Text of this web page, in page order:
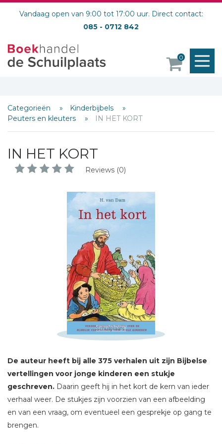
Vandaag open van 9:00 tot 17:00 uur. Direct contact:
085 - 0712 842
0
Categorieën
Kinderbijbels
Peuters en kleuters
IN HET KORT
IN HET KORT
Reviews (0)
De auteur heeft bij alle 375 verhalen uit zijn Bijbelse
vertellingen voor jonge kinderen een stukje
geschreven. Daarin geeft hij in het kort de kern van ieder
verhaal weer. De stukjes zijn voorzien van een afbeelding
en van een vraag, om eventueel een gesprekje op gang te
brengen.
Schrijf hieronder je review!
Bericht *